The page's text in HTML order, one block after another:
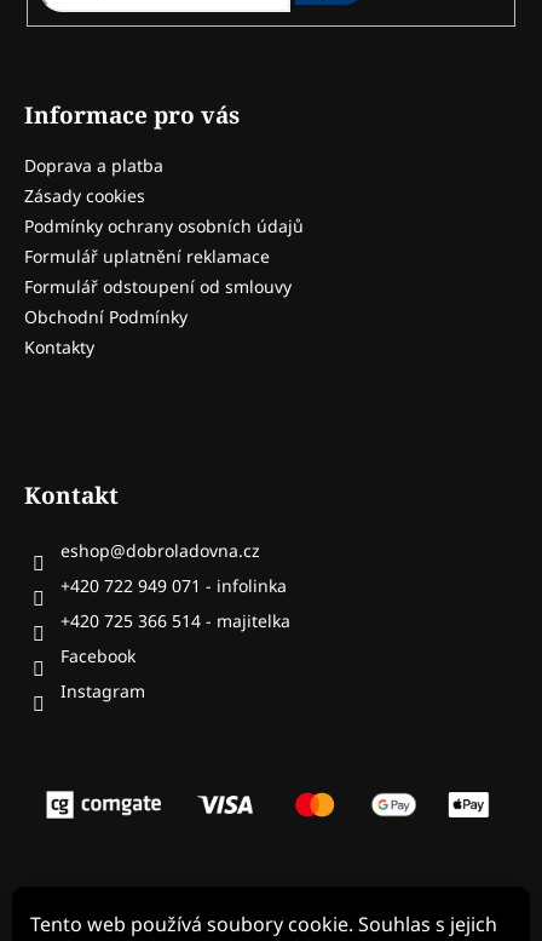
Tento web používá soubory cookie. Souhlas s jejich
Hledat
Informace pro vás
Doprava a platba
Zásady cookies
Podmínky ochrany osobních údajů
Formulář uplatnění reklamace
Formulář odstoupení od smlouvy
Obchodní Podmínky
Kontakty
Kontakt
eshop@dobroladovna.cz
+420 722 949 071 - infolinka
+420 725 366 514 - majitelka
Facebook